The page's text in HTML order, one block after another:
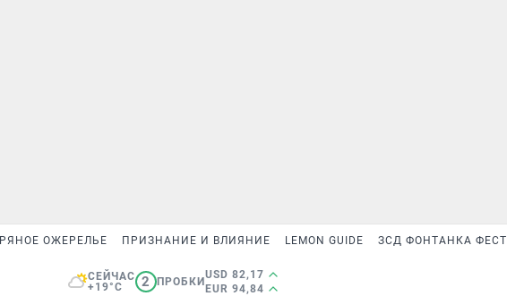
ОЖЕРЕЛЬЕ ПРИЗНАНИЕ И ВЛИЯНИЕ LEMON GUIDE ЗСД ФОНТАНКА ФЕСТ
СЕЙЧАС
+19°C
2 ПРОБКИ
USD 82,17
EUR 94,84